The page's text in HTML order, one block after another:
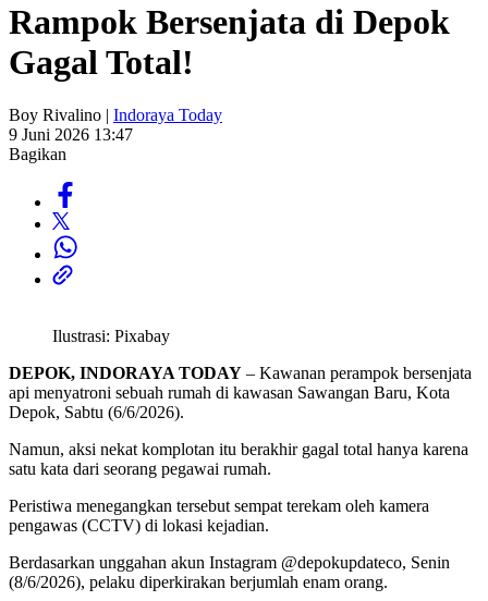
Rampok Bersenjata di Depok
Gagal Total!
Boy Rivalino | Indoraya Today
9 Juni 2026 13:47
Bagikan
Ilustrasi: Pixabay
DEPOK, INDORAYA TODAY – Kawanan perampok bersenjata
api menyatroni sebuah rumah di kawasan Sawangan Baru, Kota
Depok, Sabtu (6/6/2026).
Namun, aksi nekat komplotan itu berakhir gagal total hanya karena
satu kata dari seorang pegawai rumah.
Peristiwa menegangkan tersebut sempat terekam oleh kamera
pengawas (CCTV) di lokasi kejadian.
Berdasarkan unggahan akun Instagram @depokupdateco, Senin
(8/6/2026), pelaku diperkirakan berjumlah enam orang.